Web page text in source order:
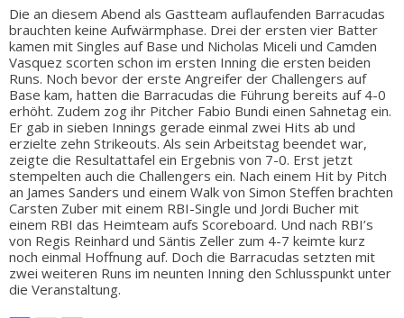
Die an diesem Abend als Gastteam auflaufenden Barracudas
brauchten keine Aufwärmphase. Drei der ersten vier Batter
kamen mit Singles auf Base und Nicholas Miceli und Camden
Vasquez scorten schon im ersten Inning die ersten beiden
Runs. Noch bevor der erste Angreifer der Challengers auf
Base kam, hatten die Barracudas die Führung bereits auf 4-0
erhöht. Zudem zog ihr Pitcher Fabio Bundi einen Sahnetag ein.
Er gab in sieben Innings gerade einmal zwei Hits ab und
erzielte zehn Strikeouts. Als sein Arbeitstag beendet war,
zeigte die Resultattafel ein Ergebnis von 7-0. Erst jetzt
stempelten auch die Challengers ein. Nach einem Hit by Pitch
an James Sanders und einem Walk von Simon Steffen brachten
Carsten Zuber mit einem RBI-Single und Jordi Bucher mit
einem RBI das Heimteam aufs Scoreboard. Und nach RBI’s
von Regis Reinhard und Säntis Zeller zum 4-7 keimte kurz
noch einmal Hoffnung auf. Doch die Barracudas setzten mit
zwei weiteren Runs im neunten Inning den Schlusspunkt unter
die Veranstaltung.